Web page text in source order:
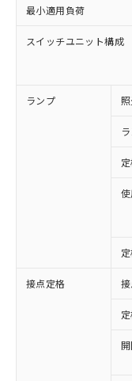
最小適用負荷
スイッチユニット構成
ランプ
接点定格
ご利
以下の条件
対応済
非含有に対
対応予定：
有に対応し
対応予定な
非含有に非